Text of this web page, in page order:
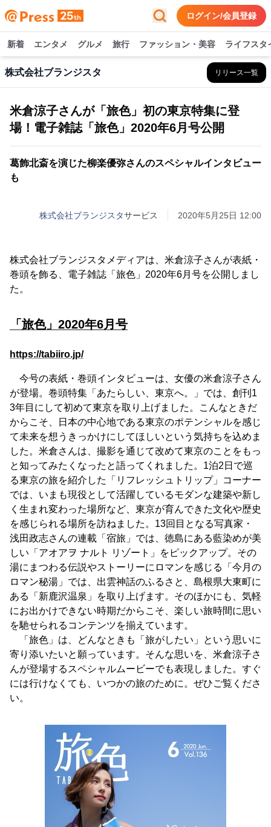
ログイン/会員登録
新着 エンタメ グルメ 旅行 ファッション・美容 ライフスタ
株式会社ブランジスタ リリース一覧
米倉涼子さんが「旅色」初の東京特集に登
場！電子雑誌「旅色」2020年6月号公開
葛飾北斎を演じた柳楽優弥さんのスペシャルインタビュー
も
株式会社ブランジスタサービス 2020年5月25日 12:00
株式会社ブランジスタメディアは、米倉涼子さんが表紙・
巻頭を飾る、電子雑誌「旅色」2020年6月号を公開しまし
た。
「旅色」2020年6月号
https://tabiiro.jp/
今号の表紙・巻頭インタビューは、女優の米倉涼子さん
が登場。巻頭特集「あたらしい、東京へ。」では、創刊1
3年目にして初めて東京を取り上げました。こんなときだ
からこそ、日本の中心地である東京のポテンシャルを感じ
て未来を想うきっかけにしてほしいという気持ちを込めま
した。米倉さんは、撮影を通じて改めて東京のことをもっ
と知ってみたくなったと語ってくれました。1泊2日で巡
る東京の旅を紹介した「リフレッシュトリップ」コーナー
では、いまも現役として活躍しているモダンな建築や新し
く生まれ変わった場所など、東京が育んできた文化や歴史
を感じられる場所を訪ねました。13回目となる写真家・
浅田政志さんの連載「宿旅」では、徳島にある藍染めが美
しい「アオアヲ ナルト リゾート」をピックアップ。その
湯にまつわる伝説やストーリーにロマンを感じる「今月の
ロマン秘湯」では、出雲神話のふるさと、島根県大東町に
ある「新鹿沢温泉」を取り上げます。そのほかにも、気軽
にお出かけできない時期だからこそ、楽しい旅時間に思い
を馳せられるコンテンツを揃えています。
「旅色」は、どんなときも「旅がしたい」という思いに
寄り添いたいと願っています。そんな思いを、米倉涼子さ
んが登場するスペシャルムービーでも表現しました。すぐ
には行けなくても、いつかの旅のために。ぜひご覧くださ
い。